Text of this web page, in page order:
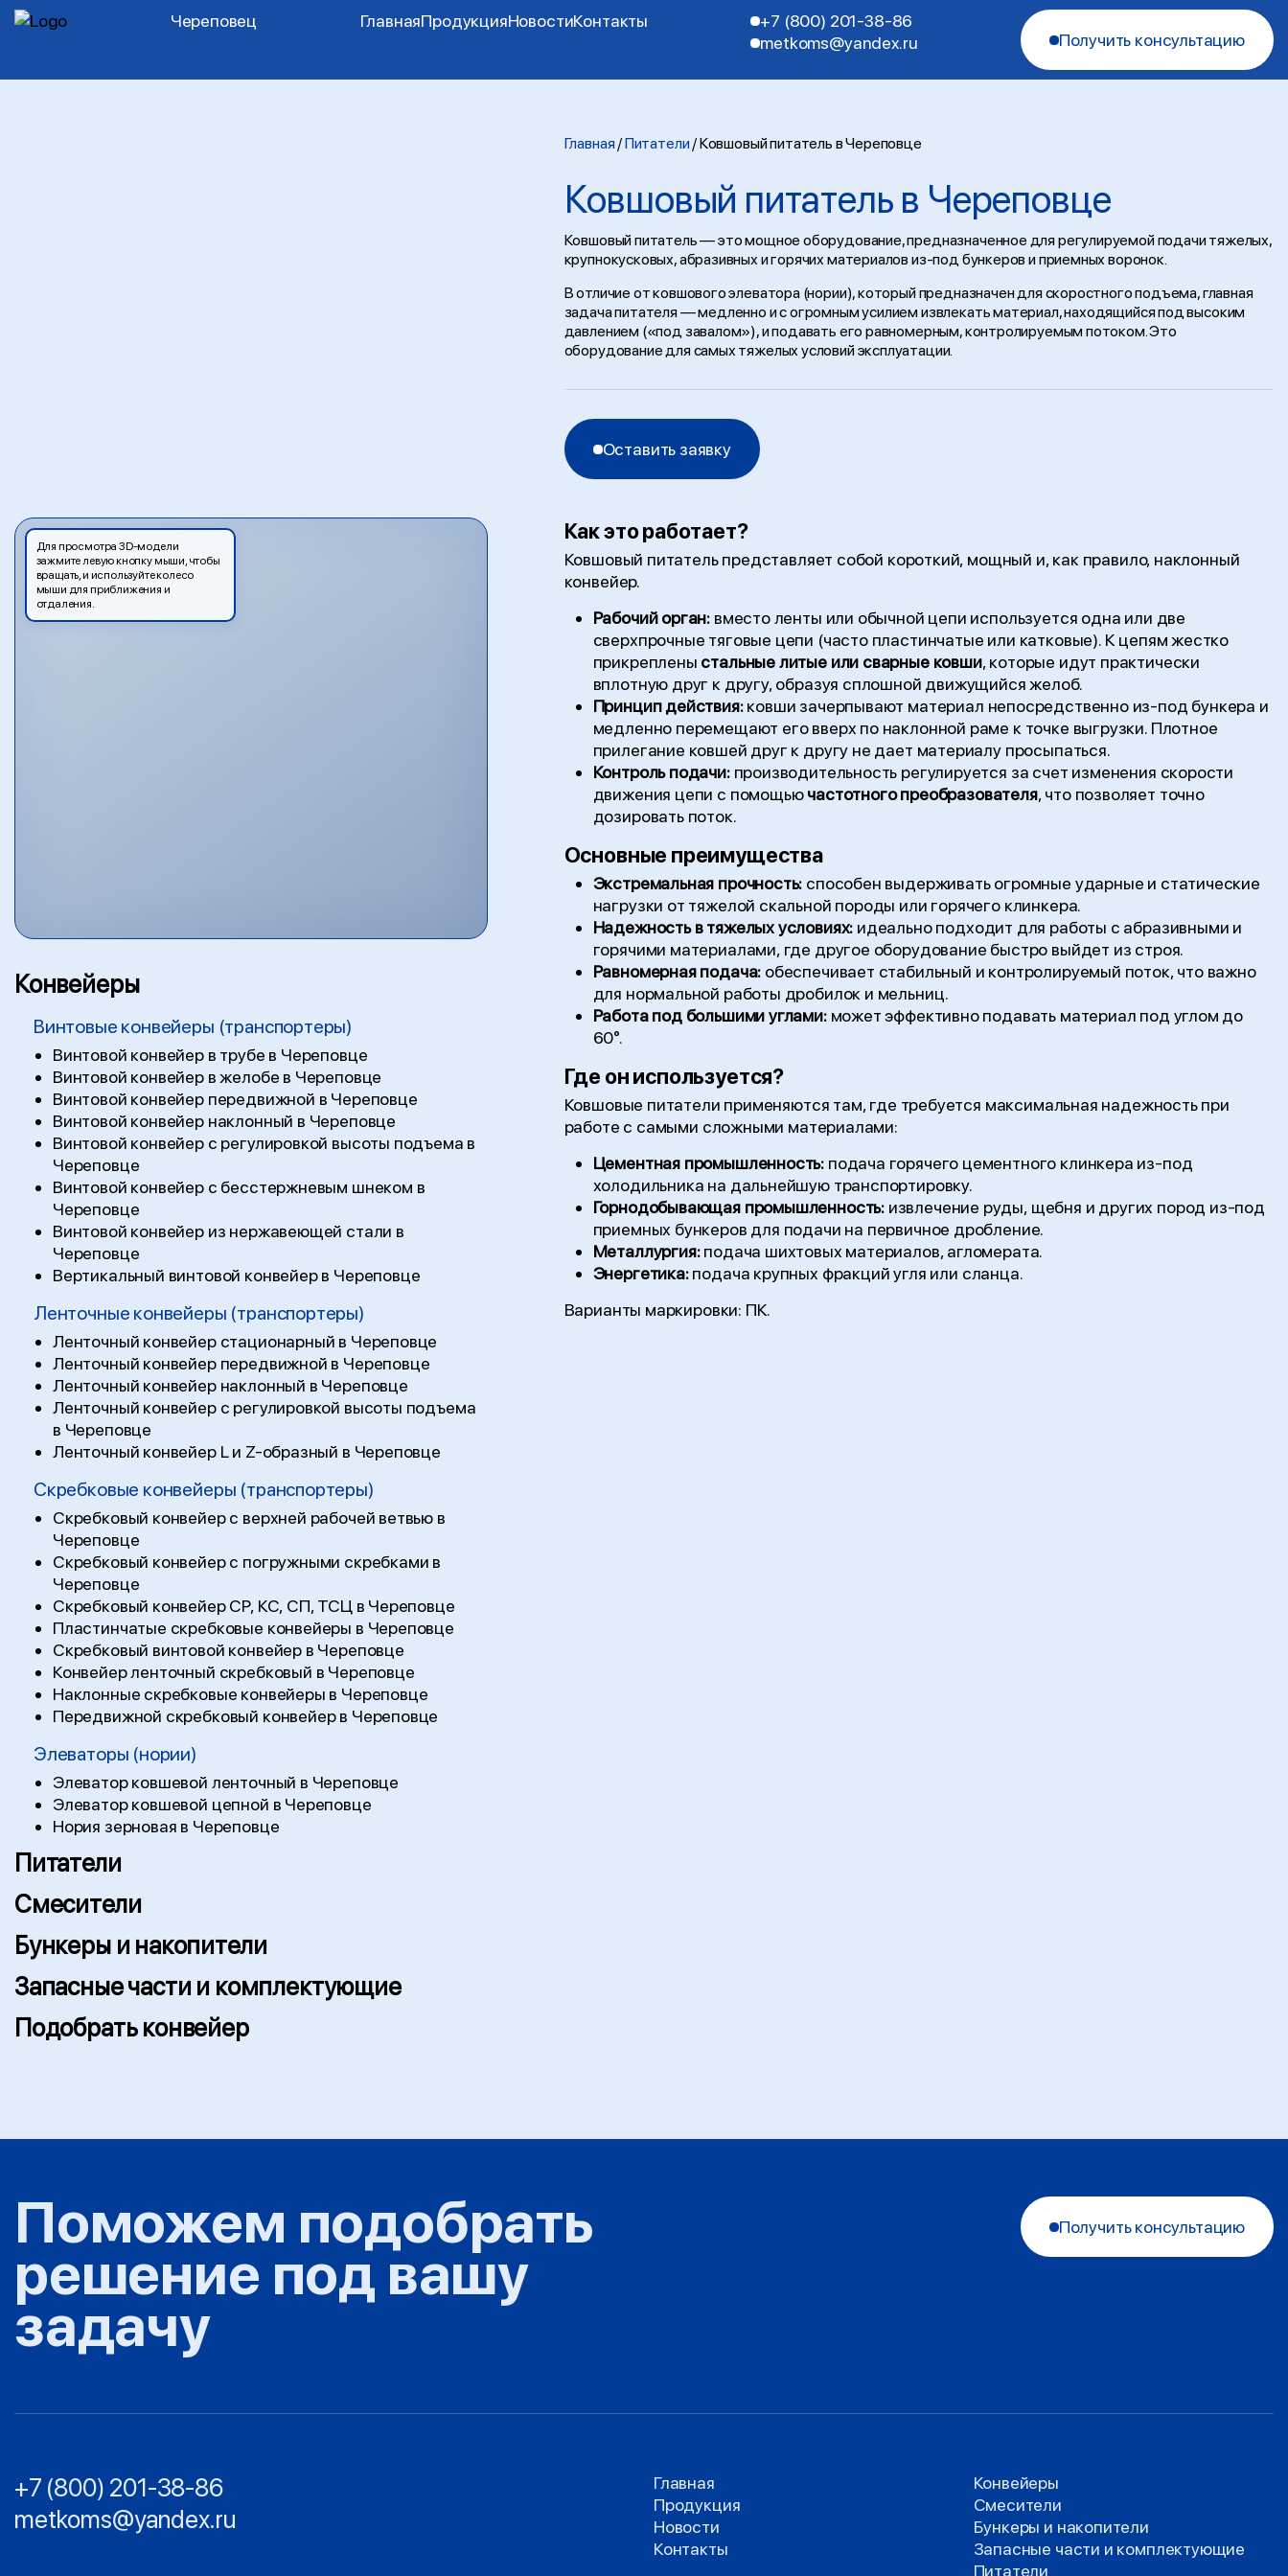
Череповец ГлавнаяПродукцияНовостиКонтакты
+7 (800) 201-38-86
metkoms@yandex.ru
Получить консультацию
Главная /Питатели /Ковшовый питатель в Череповце
Ковшовый питатель в Череповце
Ковшовый питатель — это мощное оборудование, предназначенное для регулируемой подачи тяжелых,
крупнокусковых, абразивных и горячих материалов из-под бункеров и приемных воронок.
В отличие от ковшового элеватора (нории), который предназначен для скоростного подъема, главная
задача питателя — медленно и с огромным усилием извлекать материал, находящийся под высоким
давлением («под завалом»), и подавать его равномерным, контролируемым потоком. Это
оборудование для самых тяжелых условий эксплуатации.
Оставить заявку
Для просмотра 3D-модели
зажмите левую кнопку мыши, чтобы
вращать, и используйте колесо
мыши для приближения и
отдаления.
Конвейеры
Винтовые конвейеры (транспортеры)
Винтовой конвейер в трубе в Череповце
Винтовой конвейер в желобе в Череповце
Винтовой конвейер передвижной в Череповце
Винтовой конвейер наклонный в Череповце
Винтовой конвейер с регулировкой высоты подъема в
Череповце
Винтовой конвейер с бесстержневым шнеком в
Череповце
Винтовой конвейер из нержавеющей стали в
Череповце
Вертикальный винтовой конвейер в Череповце
Ленточные конвейеры (транспортеры)
Ленточный конвейер стационарный в Череповце
Ленточный конвейер передвижной в Череповце
Ленточный конвейер наклонный в Череповце
Ленточный конвейер с регулировкой высоты подъема
в Череповце
Ленточный конвейер L и Z-образный в Череповце
Скребковые конвейеры (транспортеры)
Скребковый конвейер с верхней рабочей ветвью в
Череповце
Скребковый конвейер с погружными скребками в
Череповце
Скребковый конвейер СР, КС, СП, ТСЦ в Череповце
Пластинчатые скребковые конвейеры в Череповце
Скребковый винтовой конвейер в Череповце
Конвейер ленточный скребковый в Череповце
Наклонные скребковые конвейеры в Череповце
Передвижной скребковый конвейер в Череповце
Элеваторы (нории)
Элеватор ковшевой ленточный в Череповце
Элеватор ковшевой цепной в Череповце
Нория зерновая в Череповце
Питатели
Смесители
Бункеры и накопители
Запасные части и комплектующие
Подобрать конвейер
Как это работает?
Ковшовый питатель представляет собой короткий, мощный и, как правило, наклонный
конвейер.
Рабочий орган: вместо ленты или обычной цепи используется одна или две
сверхпрочные тяговые цепи (часто пластинчатые или катковые). К цепям жестко
прикреплены стальные литые или сварные ковши, которые идут практически
вплотную друг к другу, образуя сплошной движущийся желоб.
Принцип действия:ковши зачерпывают материал непосредственно из-под бункера и
медленно перемещают его вверх по наклонной раме к точке выгрузки. Плотное
прилегание ковшей друг к другу не дает материалу просыпаться.
Контроль подачи:производительность регулируется за счет изменения скорости
движения цепи с помощьючастотного преобразователя, что позволяет точно
дозировать поток.
Основные преимущества
Экстремальная прочность: способен выдерживать огромные ударные и статические
нагрузки от тяжелой скальной породы или горячего клинкера.
Надежность в тяжелых условиях: идеально подходит для работы с абразивными и
горячими материалами, где другое оборудование быстро выйдет из строя.
Равномерная подача: обеспечивает стабильный и контролируемый поток, что важно
для нормальной работы дробилок и мельниц.
Работа под большими углами:может эффективно подавать материал под углом до
60°.
Где он используется?
Ковшовые питатели применяются там, где требуется максимальная надежность при
работе с самыми сложными материалами:
Цементная промышленность: подача горячего цементного клинкера из-под
холодильника на дальнейшую транспортировку.
Горнодобывающая промышленность: извлечение руды, щебня и других пород из-под
приемных бункеров для подачи на первичное дробление.
Металлургия:подача шихтовых материалов, агломерата.
Энергетика:подача крупных фракций угля или сланца.
Варианты маркировки: ПК.
Поможем подобрать
решение под вашу
задачу
Получить консультацию
+7 (800) 201-38-86
metkoms@yandex.ru
Главная
Продукция
Новости
Контакты
Конвейеры
Смесители
Бункеры и накопители
Запасные части и комплектующие
Питатели